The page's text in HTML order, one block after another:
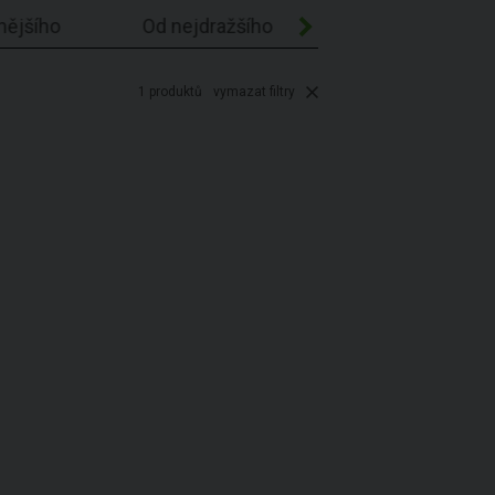
Od nejdražšího
1 produktů vymazat filtry